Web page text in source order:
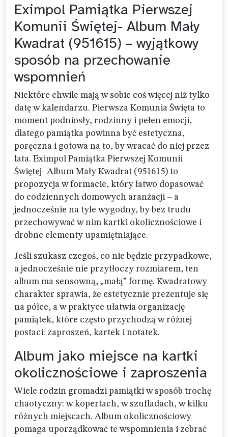
Eximpol Pamiątka Pierwszej
Komunii Świętej- Album Mały
Kwadrat (951615) – wyjątkowy
sposób na przechowanie
wspomnień
Niektóre chwile mają w sobie coś więcej niż tylko
datę w kalendarzu. Pierwsza Komunia Święta to
moment podniosły, rodzinny i pełen emocji,
dlatego pamiątka powinna być estetyczna,
poręczna i gotowa na to, by wracać do niej przez
lata. Eximpol Pamiątka Pierwszej Komunii
Świętej- Album Mały Kwadrat (951615) to
propozycja w formacie, który łatwo dopasować
do codziennych domowych aranżacji – a
jednocześnie na tyle wygodny, by bez trudu
przechowywać w nim kartki okolicznościowe i
drobne elementy upamiętniające.
Jeśli szukasz czegoś, co nie będzie przypadkowe,
a jednocześnie nie przytłoczy rozmiarem, ten
album ma sensowną, „małą” formę. Kwadratowy
charakter sprawia, że estetycznie prezentuje się
na półce, a w praktyce ułatwia organizację
pamiątek, które często przychodzą w różnej
postaci: zaproszeń, kartek i notatek.
Album jako miejsce na kartki
okolicznościowe i zaproszenia
Wiele rodzin gromadzi pamiątki w sposób trochę
chaotyczny: w kopertach, w szufladach, w kilku
różnych miejscach. Album okolicznościowy
pomaga uporządkować te wspomnienia i zebrać